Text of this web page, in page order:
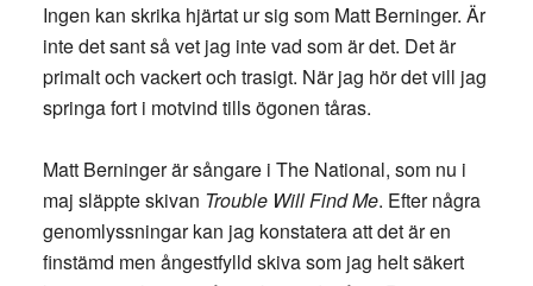
Ingen kan skrika hjärtat ur sig som Matt Berninger. Är
inte det sant så vet jag inte vad som är det. Det är
primalt och vackert och trasigt. När jag hör det vill jag
springa fort i motvind tills ögonen tåras.
Matt Berninger är sångare i The National, som nu i
maj släppte skivan Trouble Will Find Me. Efter några
genomlyssningar kan jag konstatera att det är en
finstämd men ångestfylld skiva som jag helt säkert